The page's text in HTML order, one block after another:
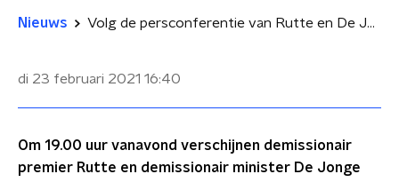
Nieuws Volg de persconferentie van Rutte en De Jonge live op NPO Radio 1
di 23 februari 2021 16:40
Om 19.00 uur vanavond verschijnen demissionair
premier Rutte en demissionair minister De Jonge